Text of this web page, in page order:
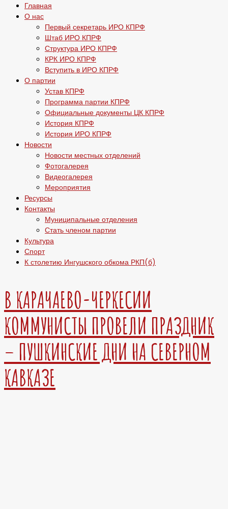
Главная
О нас
Первый секретарь ИРО КПРФ
Штаб ИРО КПРФ
Структура ИРО КПРФ
КРК ИРО КПРФ
Вступить в ИРО КПРФ
О партии
Устав КПРФ
Программа партии КПРФ
Официальные документы ЦК КПРФ
История КПРФ
История ИРО КПРФ
Новости
Новости местных отделений
Фотогалерея
Видеогалерея
Мероприятия
Ресурсы
Контакты
Муниципальные отделения
Стать членом партии
Культура
Спорт
К столетию Ингушского обкома РКП(б)
В КАРАЧАЕВО-ЧЕРКЕСИИ
КОММУНИСТЫ ПРОВЕЛИ ПРАЗДНИК
– ПУШКИНСКИЕ ДНИ НА СЕВЕРНОМ
КАВКАЗЕ